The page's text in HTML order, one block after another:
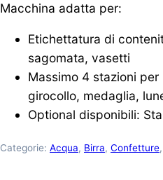
Macchina adatta per:
Etichettatura di
sagomata, vasetti
Massimo 4 stazioni
girocollo, medaglia,
Optional disponibili:
Categorie: Acqua, Birra, Confetture,